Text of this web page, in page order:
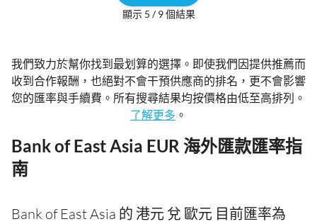
顯示 5 / 9 個結果
我們致力於幫你找到最划算的選擇。即使我們因提供推薦而
收到合作報酬，也絕對不會干預供應商的排名，更不會影響
您的匯率與手續費。所有搜尋結果均按價格由低至高排列。
了解更多 。
Bank of East Asia EUR 海外匯款匯率指
南
Bank of East Asia 的 港元 兌 歐元 目前匯率為